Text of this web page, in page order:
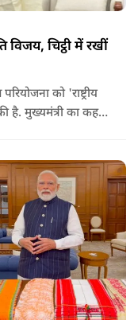
चिट्ठी में रखीं
है. मुख्यमंत्री का कहना
है.